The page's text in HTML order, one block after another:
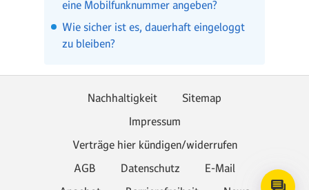
eine Mobilfunknummer angeben?
Wie sicher ist es, dauerhaft eingeloggt
zu bleiben?
Nachhaltigkeit
Sitemap
Impressum
Verträge hier kündigen/widerrufen
AGB
Datenschutz
E-Mail